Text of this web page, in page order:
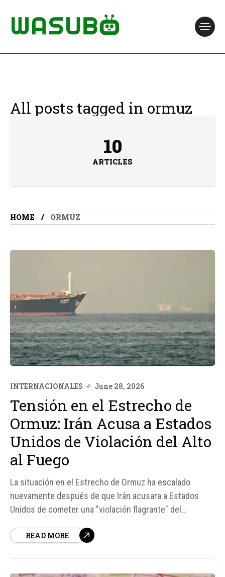
All posts tagged in ormuz
10
ARTICLES
HOME ORMUZ
INTERNACIONALES June 28, 2026
Tensión en el Estrecho de
Ormuz: Irán Acusa a Estados
Unidos de Violación del Alto
al Fuego
La situación en el Estrecho de Ormuz ha escalado
nuevamente después de que Irán acusara a Estados
Unidos de cometer una "violación flagrante" del
en la región. Según fuentes, los bombardeos
READ MORE